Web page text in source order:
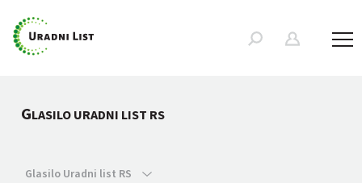
GLASILO URADNI LIST RS
Glasilo Uradni list RS